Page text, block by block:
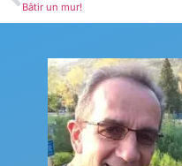
Bâtir un mur!